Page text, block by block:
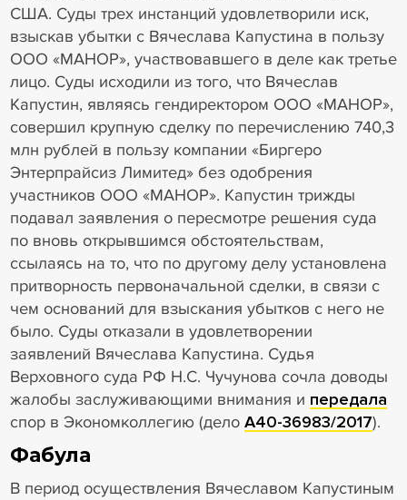
США. Суды трех инстанций удовлетворили иск,
взыскав убытки с Вячеслава Капустина в пользу
ООО «МАНОР», участвовавшего в деле как третье
лицо. Суды исходили из того, что Вячеслав
Капустин, являясь гендиректором ООО «МАНОР»,
совершил крупную сделку по перечислению 740,3
млн рублей в пользу компании «Биргеро
Энтерпрайсиз Лимитед» без одобрения
участников ООО «МАНОР». Капустин трижды
подавал заявления о пересмотре решения суда
по вновь открывшимся обстоятельствам,
ссылаясь на то, что по другому делу установлена
притворность первоначальной сделки, в связи с
чем оснований для взыскания убытков с него не
было. Суды отказали в удовлетворении
заявлений Вячеслава Капустина. Судья
Верховного суда РФ Н.С. Чучунова сочла доводы
жалобы заслуживающими внимания и передала
спор в Экономколлегию (дело А40-36983/2017).
Фабула
В период осуществления Вячеславом Капустиным